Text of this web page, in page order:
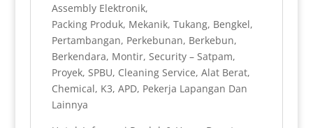
Assembly Elektronik,
Packing Produk, Mekanik, Tukang, Bengkel,
Pertambangan, Perkebunan, Berkebun,
Berkendara, Montir, Security – Satpam,
Proyek, SPBU, Cleaning Service, Alat Berat,
Chemical, K3, APD, Pekerja Lapangan Dan
Lainnya